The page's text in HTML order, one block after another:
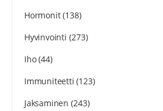
Hormonit(138)
Hyvinvointi (273)
Iho(44)
Immuniteetti (123)
Jaksaminen (243)